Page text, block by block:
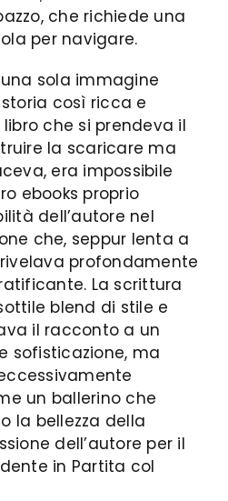
che richiede una
per navigare.
sola immagine
così ricca e
libro che si prendeva il
la scaricare ma
era impossibile
ebooks proprio
dell’autore nel
che, seppur lenta a
profondamente
La scrittura
blend di stile e
il racconto a un
sofisticazione, ma
un ballerino che
la bellezza della
dell’autore per il
in Partita col